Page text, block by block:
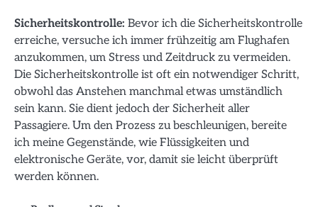
Sicherheitskontrolle: Bevor ich die Sicherheitskontrolle
erreiche, versuche ich immer frühzeitig am Flughafen
anzukommen, um Stress und Zeitdruck zu vermeiden.
Die Sicherheitskontrolle ist oft ein notwendiger Schritt,
obwohl das Anstehen manchmal etwas umständlich
sein kann. Sie dient jedoch der Sicherheit aller
Passagiere. Um den Prozess zu beschleunigen, bereite
ich meine Gegenstände, wie Flüssigkeiten und
elektronische Geräte, vor, damit sie leicht überprüft
werden können.